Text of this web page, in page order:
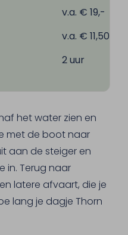
v.a. € 19,-
v.a. € 11,50
2 uur
het water zien en
met de boot naar
aan de steiger en
in. Terug naar
latere afvaart, die je
lang je dagje Thorn